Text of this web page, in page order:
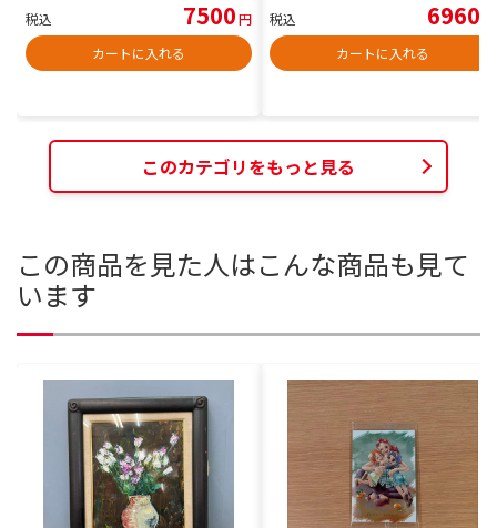
税込 7500円
カートに入れる
税込 6960
カートに入れる
このカテゴリをもっと見る
この商品を見た人はこんな商品も見て
います